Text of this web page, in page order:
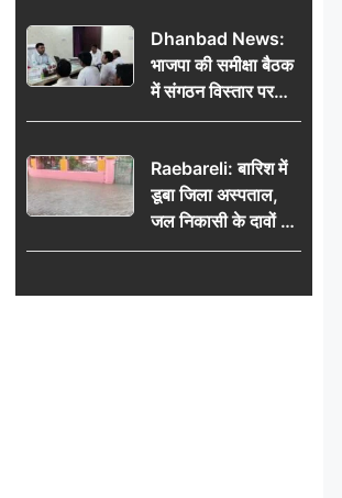
किलो चांदी बरामद
Dhanbad News:
भाजपा की समीक्षा बैठक
में संगठन विस्तार पर
मंथन, बीडीओ से
जनसमस्याओं का विवरण
Raebareli: बारिश में
डूबा जिला अस्पताल,
जल निकासी के दावों की
खुली पोल